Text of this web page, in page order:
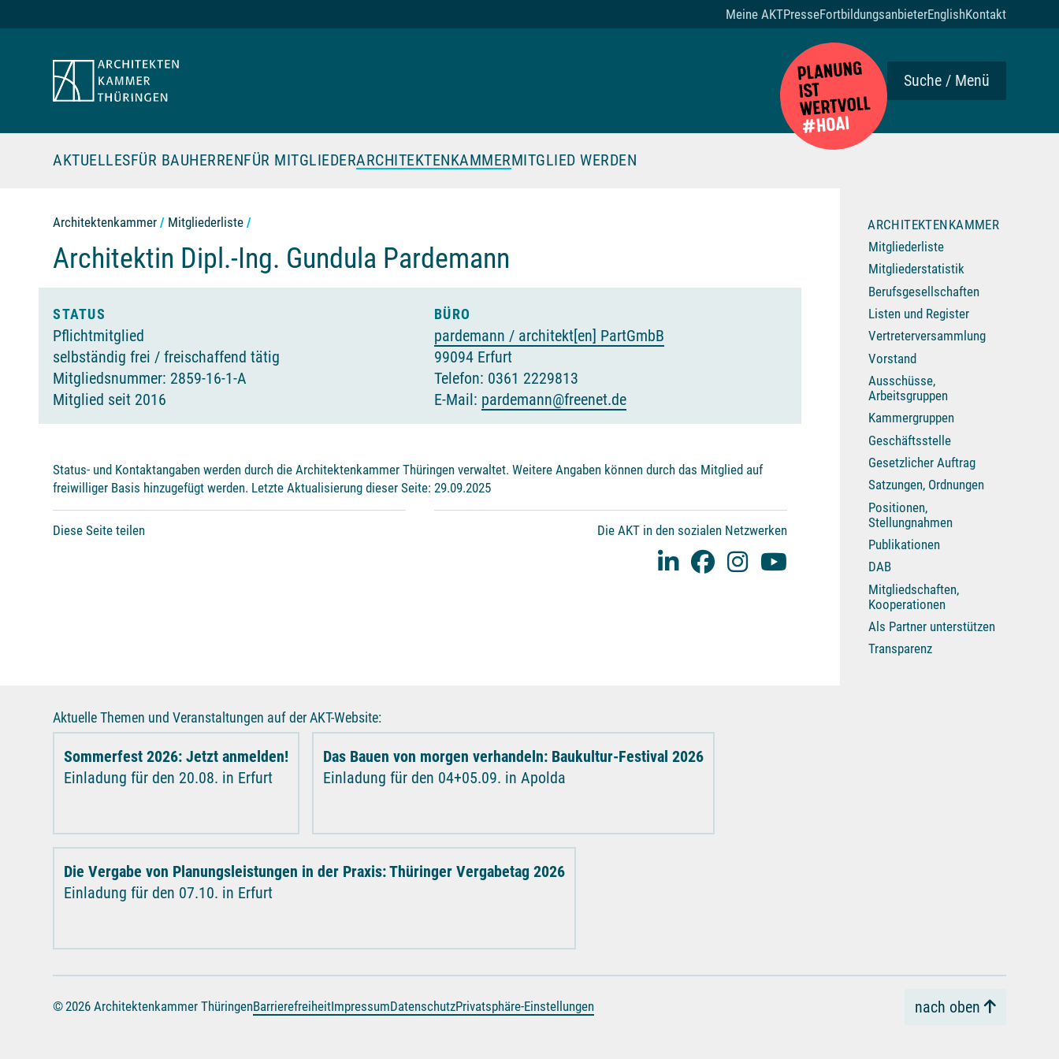
Suche / Menü
AKTUELLESFÜR BAUHERRENFÜR MITGLIEDERARCHITEKTENKAMMERMITGLIED WERDEN
Meine AKTPresseFortbildungsanbieterEnglishKontakt
Architektenkammer Mitgliederliste
Architektin Dipl.-Ing. Gundula Pardemann
Offizielle Angaben der Architektenkammer Thüringen zum Mitglied
STATUS
Pflichtmitglied
selbständig frei / freischaffend tätig
Mitgliedsnummer: 2859-16-1-A
Mitglied seit 2016
BÜRO
pardemann / architekt[en] PartGmbB
99094 Erfurt
Telefon: 0361 2229813
E-Mail: pardemann@freenet.de
Status- und Kontaktangaben werden durch die Architektenkammer Thüringen verwaltet. Weitere Angaben können durch das Mitglied auf
freiwilliger Basis hinzugefügt werden. Letzte Aktualisierung dieser Seite: 29.09.2025
Diese Seite teilen Die AKT in den sozialen Netzwerken
ARCHITEKTENKAMMER
Mitgliederliste
Mitgliederstatistik
Berufsgesellschaften
Listen und Register
Vertreterversammlung
Vorstand
Ausschüsse,
Arbeitsgruppen
Kammergruppen
Geschäftsstelle
Gesetzlicher Auftrag
Satzungen, Ordnungen
Positionen,
Stellungnahmen
Publikationen
DAB
Mitgliedschaften,
Kooperationen
Als Partner unterstützen
Transparenz
Aktuelle Themen und Veranstaltungen auf der AKT-Website:
Sommerfest 2026: Jetzt anmelden!
Einladung für den 20.08. in Erfurt
Das Bauen von morgen verhandeln: Baukultur-Festival 2026
Einladung für den 04+05.09. in Apolda
Die Vergabe von Planungsleistungen in der Praxis: Thüringer Vergabetag 2026
Einladung für den 07.10. in Erfurt
© 2026 Architektenkammer ThüringenBarrierefreiheitImpressumDatenschutzPrivatsphäre-Einstellungen nach oben